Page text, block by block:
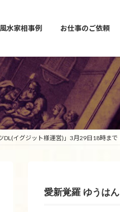
風水家相事例 お仕事のご依頼
イグジット様運営)」3月29日18時まで
愛新覚羅 ゆうはん